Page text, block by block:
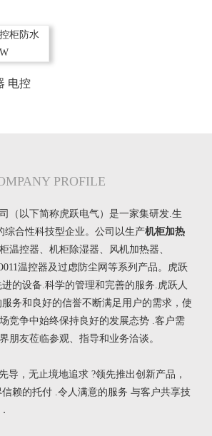
电控
PROFILE
（以下简称虎跃电气）是一家集研发.生
综合性科技型企业。公司以生产机柜加热
温控器、机柜除湿器、 风机加热器、
温控器及过虑防尘网等系列产品。虎跃
的设备.科学的管理和完善的服务.虎跃人
务和良好的信誉不断满足用户的需求，使
竞争中始终保持良好的发展态势 .客户需
朋友莅临参观、指导和业务洽谈。
导，无止境地追求 ?领先推出创新产品，
赖的托付 .令人满意的服务 与客户共享技